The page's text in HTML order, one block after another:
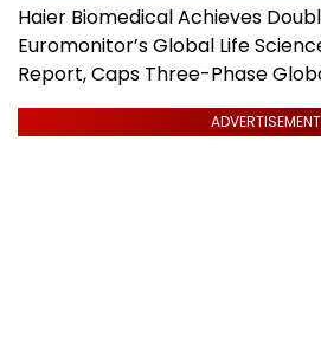
Haier Biomedical Achieves
Euromonitor’s Global Life
Report, Caps Three-Phase
ADVERTISEMENT